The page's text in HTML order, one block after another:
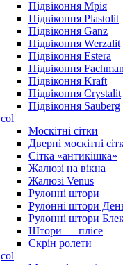
Підвіконня Мрія
Підвіконня Plastolit
Підвіконня Ganz
Підвіконня Werzalit
Підвіконня Estera
Підвіконня
Підвіконня Kraft
Підвіконня Crystalit
Підвіконня Sauberg
col
Москітні сітки
Дверні москітні
Сітка «антикішка»
Жалюзі на вікна
Жалюзі Venus
Рулонні штори
Рулонні штори
Рулонні штори
Штори — плісе
Скрін ролети
col